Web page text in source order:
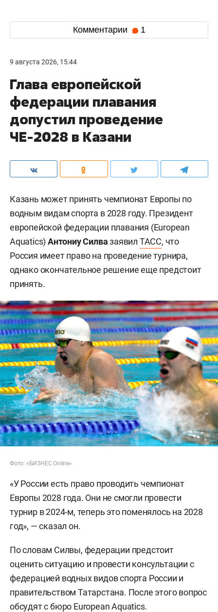
Комментарии 1
9 августа 2026, 15:44
Глава европейской
федерации плавания
допустил проведение
ЧЕ-2028 в Казани
Казань может принять чемпионат Европы по
водным видам спорта в 2028 году. Президент
европейской федерации плавания (European
Aquatics) Антониу Силвазаявил ТАСС, что
Россия имеет право на проведение турнира,
однако окончательное решение еще предстоит
принять.
Фото: «БИЗНЕС Online»
«У России есть право проводить чемпионат
Европы 2028 года. Они не смогли провести
турнир в 2024-м, теперь это поменялось на 2028
год», — сказал он.
По словам Силвы, федерации предстоит
оценить ситуацию и провести консультации с
федерацией водных видов спорта России и
правительством Татарстана. После этого вопрос
обсудят с бюро European Aquatics.